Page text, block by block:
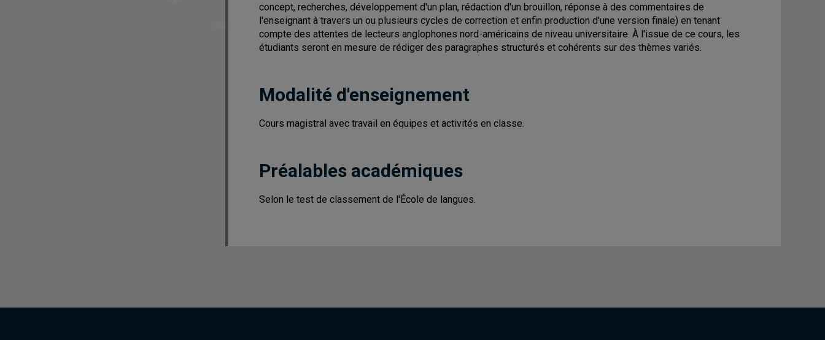
concept, recherches, développement d'un plan, rédaction d'un brouillon, réponse à des commentaires de
l'enseignant à travers un ou plusieurs cycles de correction et enfin production d'une version finale) en tenant
compte des attentes de lecteurs anglophones nord-américains de niveau universitaire. À l'issue de ce cours, les
étudiants seront en mesure de rédiger des paragraphes structurés et cohérents sur des thèmes variés.
Modalité d'enseignement
Cours magistral avec travail en équipes et activités en classe.
Préalables académiques
Selon le test de classement de l'École de langues.